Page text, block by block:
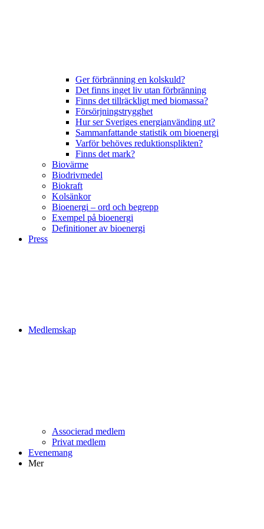
Ger förbränning en kolskuld?
Det finns inget liv utan förbränning
Finns det tillräckligt med biomassa?
Försörjningstrygghet
Hur ser Sveriges energianvänding ut?
Sammanfattande statistik om bioenergi
Varför behöves reduktionsplikten?
Finns det mark?
Biovärme
Biodrivmedel
Biokraft
Kolsänkor
Bioenergi – ord och begrepp
Exempel på bioenergi
Definitioner av bioenergi
Press
Medlemskap
Associerad medlem
Privat medlem
Evenemang
Mer